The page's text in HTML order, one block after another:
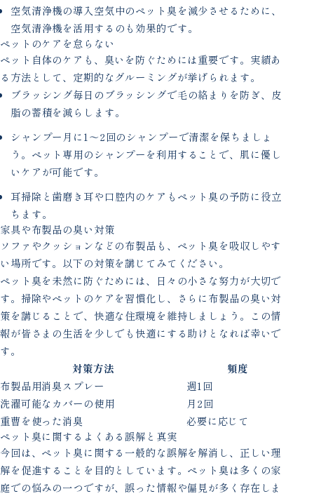
空気清浄機の導入空気中のペット臭を減少させるために、
空気清浄機を活用するのも効果的です。
ペットのケアを怠らない
ペット自体のケアも、臭いを防ぐためには重要です。実績あ
る方法として、定期的なグルーミングが挙げられます。
ブラッシング毎日のブラッシングで毛の絡まりを防ぎ、皮
脂の蓄積を減らします。
シャンプー月に1〜2回のシャンプーで清潔を保ちましょ
う。ペット専用のシャンプーを利用することで、肌に優し
いケアが可能です。
耳掃除と歯磨き耳や口腔内のケアもペット臭の予防に役立
ちます。
家具や布製品の臭い対策
ソファやクッションなどの布製品も、ペット臭を吸収しやす
い場所です。以下の対策を講じてみてください。
ペット臭を未然に防ぐためには、日々の小さな努力が大切で
す。掃除やペットのケアを習慣化し、さらに布製品の臭い対
策を講じることで、快適な住環境を維持しましょう。この情
報が皆さまの生活を少しでも快適にする助けとなれば幸いで
す。
対策方法
頻度
布製品用消臭スプレー
週1回
洗濯可能なカバーの使用
月2回
重曹を使った消臭
必要に応じて
ペット臭に関するよくある誤解と真実
今回は、ペット臭に関する一般的な誤解を解消し、正しい理
解を促進することを目的としています。ペット臭は多くの家
庭での悩みの一つですが、誤った情報や偏見が多く存在しま